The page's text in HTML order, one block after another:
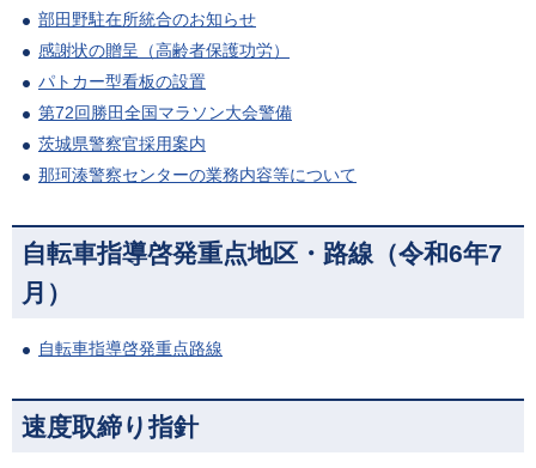
部田野駐在所統合のお知らせ
感謝状の贈呈（高齢者保護功労）
パトカー型看板の設置
第72回勝田全国マラソン大会警備
茨城県警察官採用案内
那珂湊警察センターの業務内容等について
自転車指導啓発重点地区・路線（令和6年7
月）
自転車指導啓発重点路線
速度取締り指針